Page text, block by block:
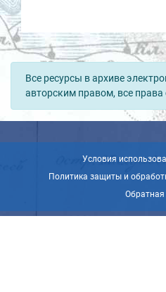
Все ресурсы в архиве
авторским правом, все права
Условия
Политика защиты и
Обратная